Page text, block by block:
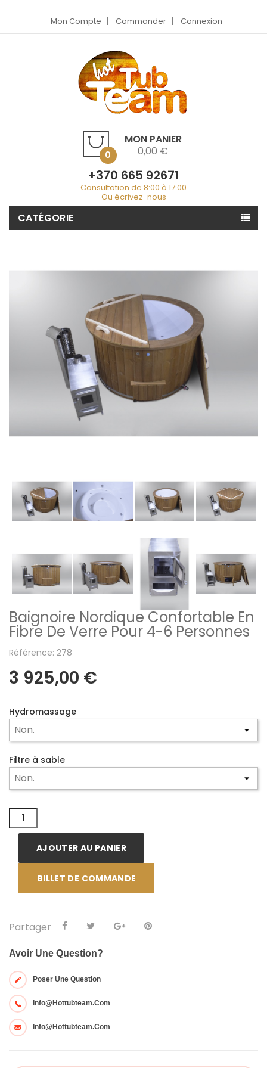
Mon Compte Commander Connexion
MON PANIER
0 0,00 €
+370 665 92671
Consultation de 8:00 à 17:00
Ou écrivez-nous
CATÉGORIE
Baignoire Nordique Confortable En
Fibre De Verre Pour 4-6 Personnes
Référence: 278
3 925,00 €
Hydromassage
Filtre à sable
AJOUTER AU PANIER
BILLET DE COMMANDE
Partager
Avoir Une Question?
Poser Une Question
Info@hottubteam.com
Info@hottubteam.com